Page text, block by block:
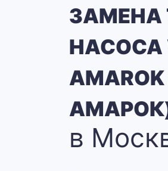
ЗАМЕНА
НАСОСА
в